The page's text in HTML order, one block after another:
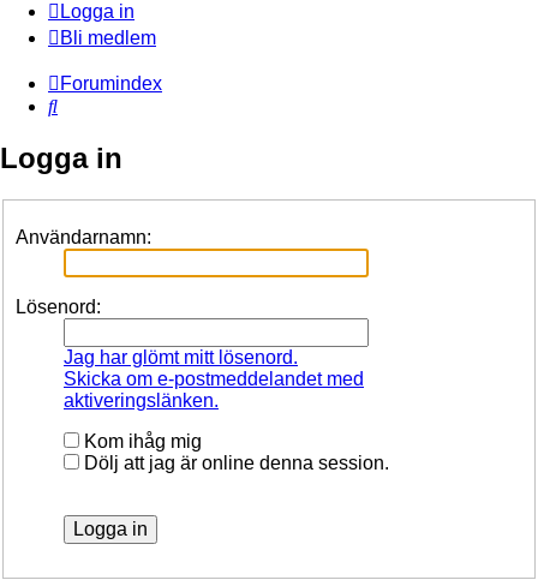
Logga in
Bli medlem
Forumindex
Sök
Logga in
Användarnamn:
Lösenord:
Jag har glömt mitt lösenord.
Skicka om e-postmeddelandet med
aktiveringslänken.
Kom ihåg mig
Dölj att jag är online denna session.